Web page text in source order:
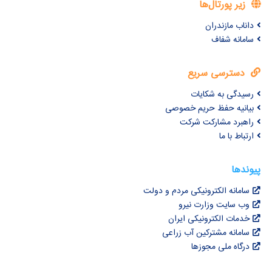
زیر پورتال‌ها
داناب مازندران
سامانه شفاف
دسترسی سریع
رسیدگی به شکایات
بیانیه حفظ حریم خصوصی
راهبرد مشارکت شرکت
ارتباط با ما
پیوندها
سامانه الکترونیکی مردم و دولت
وب سایت وزارت نیرو
خدمات الکترونیکی ایران
سامانه مشترکین آب زراعی
درگاه ملی مجوزها